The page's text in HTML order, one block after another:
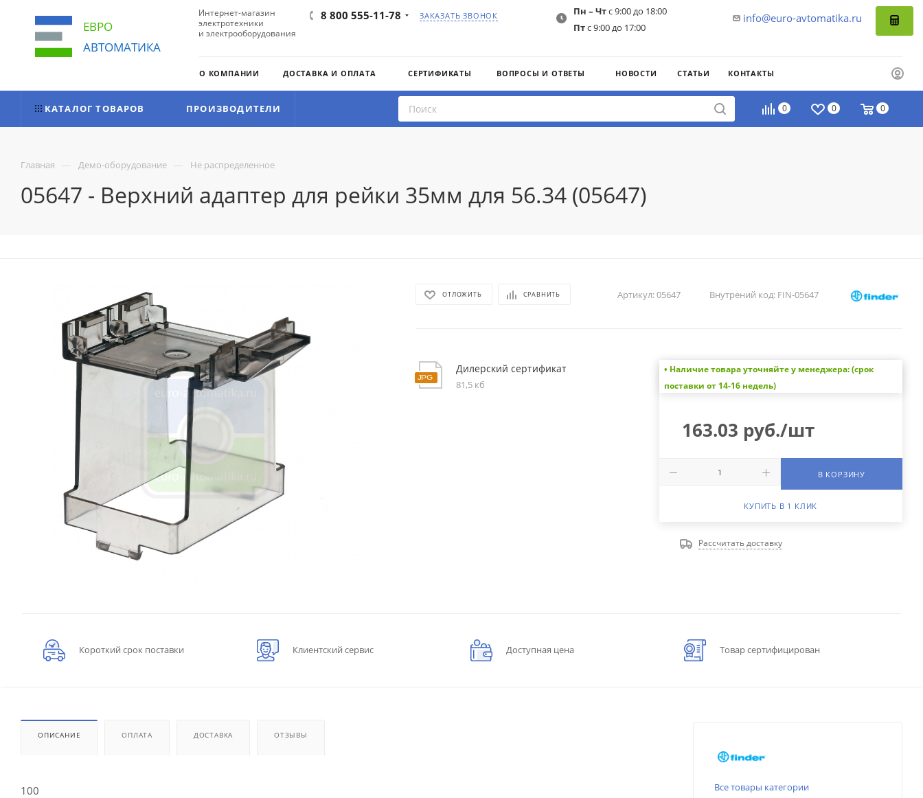
ЕВРО
АВТОМАТИКА
Интернет-магазин
электротехники
и электрооборудования
8 800 555-11-78 ЗАКАЗАТЬ ЗВОНОК info@euro-avtomatika.ru
Пн – Чтс 9:00 до 18:00
Птс 9:00 до 17:00
О КОМПАНИИ ДОСТАВКА И ОПЛАТА СЕРТИФИКАТЫ ВОПРОСЫ И ОТВЕТЫ НОВОСТИ СТАТЬИ КОНТАКТЫ
0 0 0
КАТАЛОГ ТОВАРОВ ПРОИЗВОДИТЕЛИ
Главная — Демо-оборудование — Не распределенное
05647 - Верхний адаптер для рейки 35мм для 56.34 (05647)
ОТЛОЖИТЬ СРАВНИТЬ Артикул:05647 Внутрений код: FIN-05647
Дилерский сертификат
81,5 кб
• Наличие товара уточняйте у менеджера: (срок
поставки от 14-16 недель)
163.03 руб./шт
В КОРЗИНУ
КУПИТЬ В 1 КЛИК
Рассчитать доставку
Короткий срок поставки Клиентский сервис Доступная цена Товар сертифицирован
ОПИСАНИЕ ОПЛАТА ДОСТАВКА ОТЗЫВЫ
100
Все товары категории